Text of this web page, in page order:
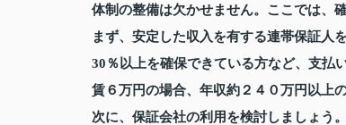
体制の整備は欠かせません。ここでは、
まず、安定した収入を有する連帯保証人
30％以上を確保できている方など、支払
賃６万円の場合、年収約２４０万円以上
次に、保証会社の利用を検討しましょう